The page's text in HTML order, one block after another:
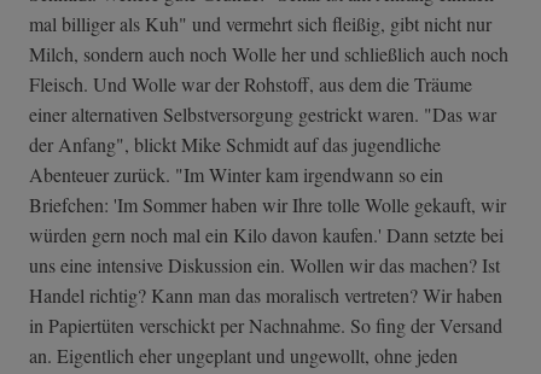
mal billiger als Kuh" und vermehrt sich fleißig, gibt nicht nur
Milch, sondern auch noch Wolle her und schließlich auch noch
Fleisch. Und Wolle war der Rohstoff, aus dem die Träume
einer alternativen Selbstversorgung gestrickt waren. "Das war
der Anfang", blickt Mike Schmidt auf das jugendliche
Abenteuer zurück. "Im Winter kam irgendwann so ein
Briefchen: 'Im Sommer haben wir Ihre tolle Wolle gekauft, wir
würden gern noch mal ein Kilo davon kaufen.' Dann setzte bei
uns eine intensive Diskussion ein. Wollen wir das machen? Ist
Handel richtig? Kann man das moralisch vertreten? Wir haben
in Papiertüten verschickt per Nachnahme. So fing der Versand
an. Eigentlich eher ungeplant und ungewollt, ohne jeden